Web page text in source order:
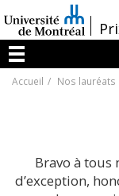
au
contenu
/
Menu
Accueil Nos lauréats
Bravo à tous
d’exception,